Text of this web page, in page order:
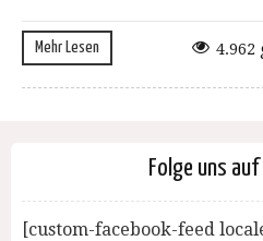
Mehr Lesen 4.962
Folge uns
[custom-facebook-feed